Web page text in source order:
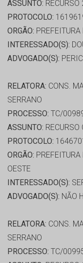
ASSUNTO:
PROTOCOLO:
ORGÃO:
INTERESSADO(S):
ADVOGADO(S):
RELATORA: CONS.
SERRANO
PROCESSO: TC/
ASSUNTO:
PROTOCOLO:
ORGÃO:
OESTE
INTERESSADO(S):
ADVOGADO(S): NÃO
RELATORA: CONS.
SERRANO
PROCESSO: TC/